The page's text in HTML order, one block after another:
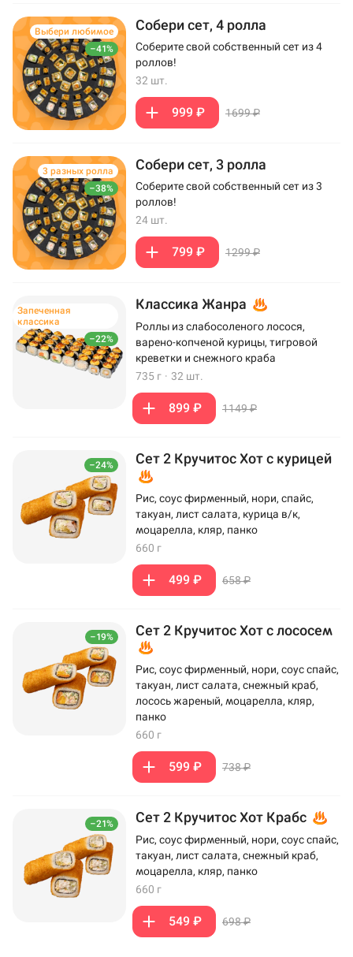
–41%
Выбери любимое Собери сет, 4 ролла
Соберите свой собственный сет из 4
роллов!
32 шт.
999 ₽ 1699 ₽
–38%
3 разных ролла Собери сет, 3 ролла
Соберите свой собственный сет из 3
роллов!
24 шт.
799 ₽ 1299 ₽
–22%
Запеченная
классика
Классика Жанра
Роллы из слабосоленого лосося,
варено-копченой курицы, тигровой
креветки и снежного краба
735 г · 32 шт.
899 ₽ 1149 ₽
–24% Сет 2 Кручитос Хот с курицей
Рис, соус фирменный, нори, спайс,
такуан, лист салата, курица в/к,
моцарелла, кляр, панко
660 г
499 ₽ 658 ₽
–19% Сет 2 Кручитос Хот с лососем
Рис, соус фирменный, нори, соус спайс,
такуан, лист салата, снежный краб,
лосось жареный, моцарелла, кляр,
панко
660 г
599 ₽ 738 ₽
–21% Сет 2 Кручитос Хот Крабс
Рис, соус фирменный, нори, соус спайс,
такуан, лист салата, снежный краб,
моцарелла, кляр, панко
660 г
549 ₽ 698 ₽